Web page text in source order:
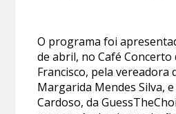
O programa foi
de abril, no Café Concerto
Francisco, pela vereadora
Margarida Mendes Silva,
Cardoso, da